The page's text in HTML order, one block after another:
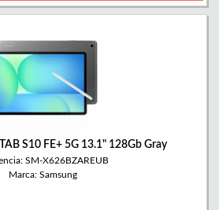
S10 FE+ 5G 13.1" 128Gb Gray
SM-X626BZAREUB
Marca: Samsung